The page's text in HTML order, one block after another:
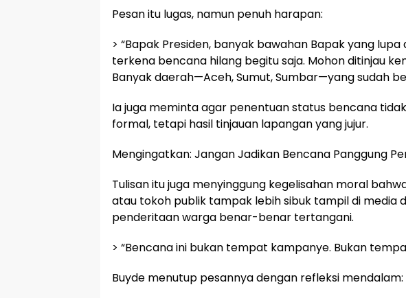
Pesan itu lugas, namun penuh harapan:
> “Bapak Presiden, banyak bawahan Bapak yang
terkena bencana hilang begitu saja. Mohon ditinjau
Banyak daerah—Aceh, Sumut, Sumbar—yang sudah
Ia juga meminta agar penentuan status bencana
formal, tetapi hasil tinjauan lapangan yang jujur.
Mengingatkan: Jangan Jadikan Bencana Panggung
Tulisan itu juga menyinggung kegelisahan moral
atau tokoh publik tampak lebih sibuk tampil di media
penderitaan warga benar-benar tertangani.
> “Bencana ini bukan tempat kampanye. Bukan
Buyde menutup pesannya dengan refleksi mendalam: